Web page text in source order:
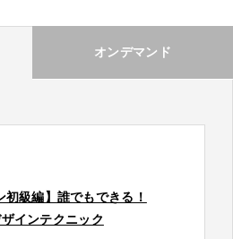
オンデマンド
初級編】誰でもできる！
インテクニック